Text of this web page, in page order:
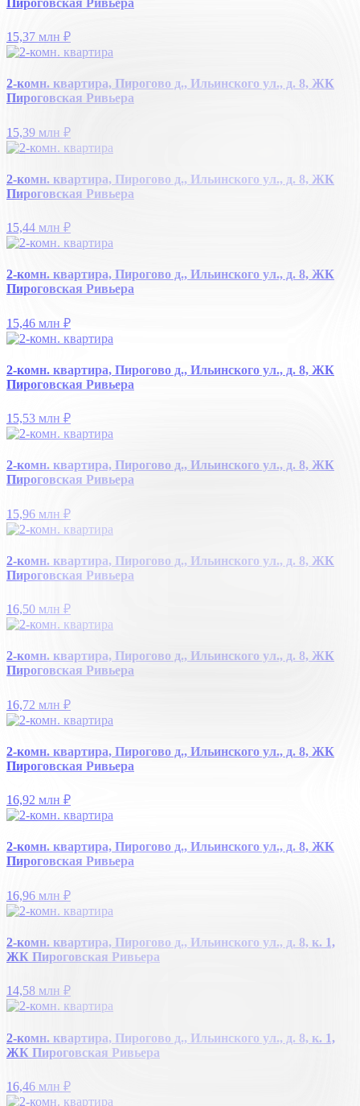
15,37 млн ₽
2-комн. квартира, Пирогово д., Ильинского ул., д. 8, ЖК
Пироговская Ривьера
15,39 млн ₽
2-комн. квартира, Пирогово д., Ильинского ул., д. 8, ЖК
Пироговская Ривьера
15,44 млн ₽
2-комн. квартира, Пирогово д., Ильинского ул., д. 8, ЖК
Пироговская Ривьера
15,46 млн ₽
2-комн. квартира, Пирогово д., Ильинского ул., д. 8, ЖК
Пироговская Ривьера
15,53 млн ₽
2-комн. квартира, Пирогово д., Ильинского ул., д. 8, ЖК
Пироговская Ривьера
15,96 млн ₽
2-комн. квартира, Пирогово д., Ильинского ул., д. 8, ЖК
Пироговская Ривьера
16,50 млн ₽
2-комн. квартира, Пирогово д., Ильинского ул., д. 8, ЖК
Пироговская Ривьера
16,72 млн ₽
2-комн. квартира, Пирогово д., Ильинского ул., д. 8, ЖК
Пироговская Ривьера
16,92 млн ₽
2-комн. квартира, Пирогово д., Ильинского ул., д. 8, ЖК
Пироговская Ривьера
16,96 млн ₽
2-комн. квартира, Пирогово д., Ильинского ул., д. 8, к. 1,
ЖК Пироговская Ривьера
14,58 млн ₽
2-комн. квартира, Пирогово д., Ильинского ул., д. 8, к. 1,
ЖК Пироговская Ривьера
16,46 млн ₽